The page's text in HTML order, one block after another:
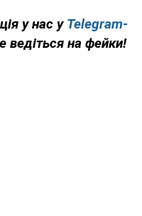
у нас у Telegram-
ведіться на фейки!